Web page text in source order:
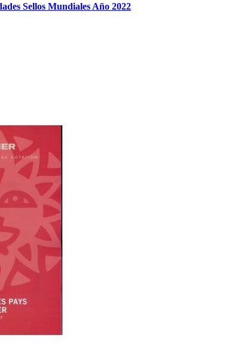
Sellos Mundiales Año 2022